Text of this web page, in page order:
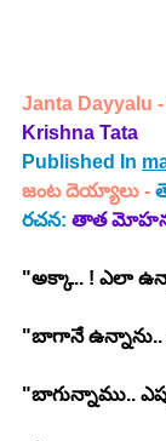
Janta Dayyalu -
Krishna Tata
Published In
జంట దెయ్యాలు -
రచన: తాత
"అక్కా.. ! ఎలా
"బాగానే ఉన్నాను..
"బాగున్నాము..